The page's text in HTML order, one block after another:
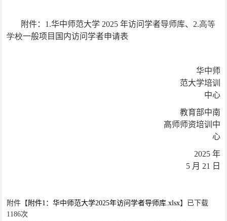
附件：1.华中师范大学 2025年访问学者导师库、 2.高等
学校一般项目国内访问学者申请表
华中师
范大学培训
中心
教育部中南
高师师资培训中
心
2025 年
5 月 21 日
附件【 附件1：华中师范大学2025年访问学者导师库.xlsx】已下载
1186次